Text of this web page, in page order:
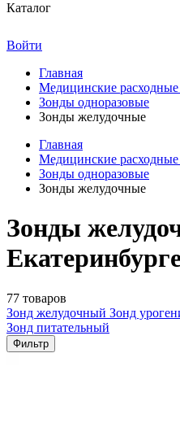
Каталог
Войти
Главная
Медицинские
Зонды одноразовые
Зонды желудочные
Главная
Медицинские
Зонды одноразовые
Зонды желудочные
Зонды
77 товаров
Зонд желудочный Зонд
Зонд питательный
Фильтр